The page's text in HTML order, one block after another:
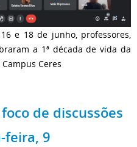
e 18 de junho, professores,
a 1ª década de vida da
Ceres
de discussões
feira, 9